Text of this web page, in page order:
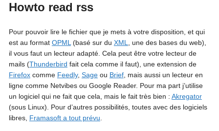
Howto read rss
Pour pouvoir lire le fichier que je mets à votre disposition, et qui
est au format OPML (basé sur du XML
, une des bases du web),
il vous faut un lecteur adapté. Cela peut être votre lecteur de
mails (Thunderbird fait cela comme il faut), une extension de
Firefoxcomme Feedly, Sageou Brief, mais aussi un lecteur en
ligne comme Netvibes ou Google Reader. Pour ma part j’utilise
un logiciel qui ne fait que cela, mais le fait très bien : Akregator
(sous Linux). Pour d’autres possibilités, toutes avec des logiciels
libres, Framasoft a tout prévu